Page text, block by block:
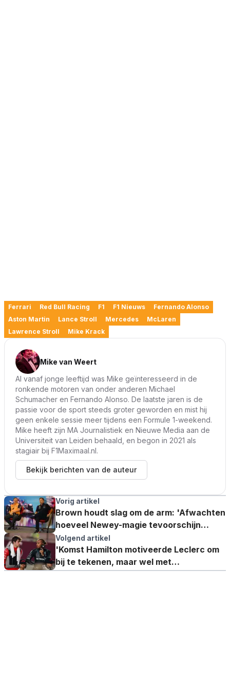
Ferrari Red Bull Racing F1 F1 Nieuws
Fernando Alonso
Aston Martin
Lance Stroll Mercedes
McLaren
Lawrence Stroll
Mike Krack
Mike van Weert
Al vanaf jonge leeftijd was Mike geïnteresseerd in de
ronkende motoren van onder anderen Michael
Schumacher en Fernando Alonso. De laatste jaren is de
passie voor de sport steeds groter geworden en mist hij
geen enkele sessie meer tijdens een Formule 1-weekend.
Mike heeft zijn MA Journalistiek en Nieuwe Media aan de
Universiteit van Leiden behaald, en begon in 2021 als
stagiair bij F1Maximaal.nl.
Bekijk berichten van de auteur
Vorig artikel
Brown houdt slag om de arm: 'Afwachten
hoeveel Newey-magie tevoorschijn
wordt getoverd'
Volgend artikel
'Komst Hamilton motiveerde Leclerc om
bij te tekenen, maar wel met
ontsnappingsclausule in contract'